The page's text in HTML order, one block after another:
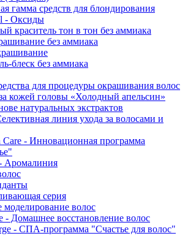
гамма средств для блондирования
- Оксиды
краситель тон в тон без аммиака
без аммиака
блеск без аммиака
для процедуры окрашивания волос
кожей головы «Холодный апельсин»
натуральных экстрактов
линия ухода за волосами и
- Инновационная программа
Аромалиния
серия
волос
- Домашнее восстановление волос
- СПА-программа "Счастье для волос"